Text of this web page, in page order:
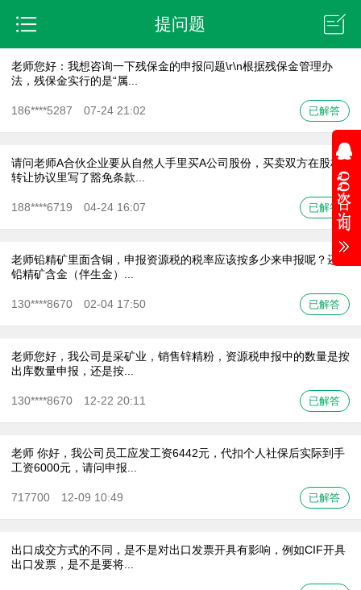
提问题
老师您好：我想咨询一下残保金的申报问题\r\n根据残保金管理办
法，残保金实行的是“属...
186****5287 07-24 21:02 已解答
请问老师A合伙企业要从自然人手里买A公司股份，买卖双方在股权
转让协议里写了豁免条款...
188****6719 04-24 16:07 已解答
老师铅精矿里面含铜，申报资源税的税率应该按多少来申报呢？还有
铅精矿含金（伴生金）...
130****8670 02-04 17:50 已解答
老师您好，我公司是采矿业，销售锌精粉，资源税申报中的数量是按
出库数量申报，还是按...
130****8670 12-22 20:11 已解答
老师 你好，我公司员工应发工资6442元，代扣个人社保后实际到手
工资6000元，请问申报...
717700 12-09 10:49 已解答
出口成交方式的不同，是不是对出口发票开具有影响，例如CIF开具
出口发票，是不是要将...